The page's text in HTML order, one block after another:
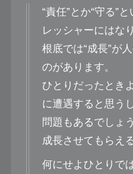
“責任”とか“守る”
レッシャーにはな
根底では“成長”が
のがあります。
ひとりだったとき
に遭遇すると思うし
問題もあるでしょ
成長させてもらえ
何にせよひとりで